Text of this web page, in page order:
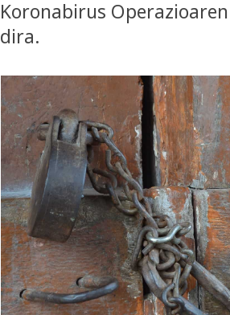
Koronabirus
dira.